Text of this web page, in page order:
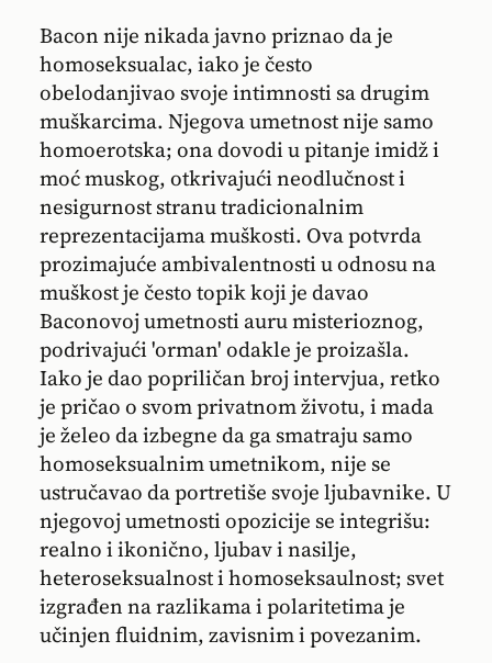
Bacon nije nikada javno priznao da je
homoseksualac, iako je često
obelodanjivao svoje intimnosti sa drugim
muškarcima. Njegova umetnost nije samo
homoerotska; ona dovodi u pitanje imidž i
moć muskog, otkrivajući neodlučnost i
nesigurnost stranu tradicionalnim
reprezentacijama muškosti. Ova potvrda
prozimajuće ambivalentnosti u odnosu na
muškost je često topik koji je davao
Baconovoj umetnosti auru misterioznog,
podrivajući 'orman' odakle je proizašla.
Iako je dao popriličan broj intervjua, retko
je pričao o svom privatnom životu, i mada
je želeo da izbegne da ga smatraju samo
homoseksualnim umetnikom, nije se
ustručavao da portretiše svoje ljubavnike. U
njegovoj umetnosti opozicije se integrišu:
realno i ikonično, ljubav i nasilje,
heteroseksualnost i homoseksaulnost; svet
izgrađen na razlikama i polaritetima je
učinjen fluidnim, zavisnim i povezanim.